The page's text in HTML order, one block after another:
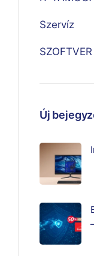
Szervíz
SZOFTVER
Új